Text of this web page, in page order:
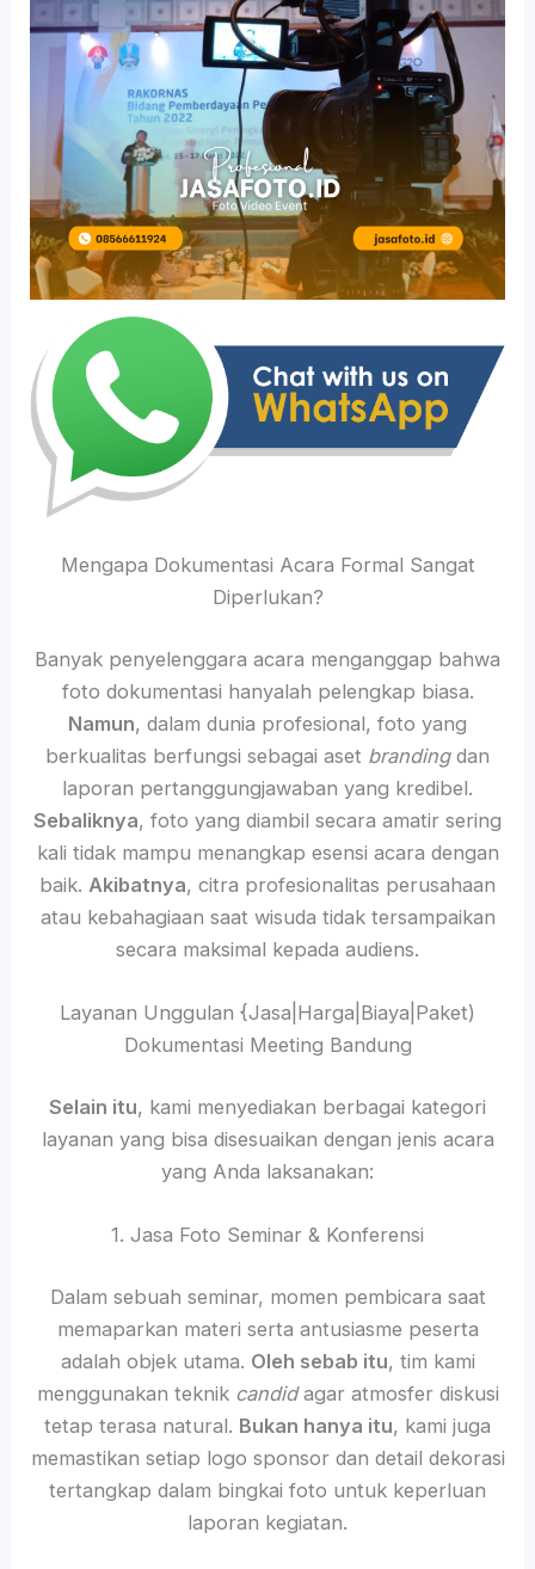
Mengapa Dokumentasi Acara Formal Sangat
Diperlukan?
Banyak penyelenggara acara menganggap bahwa
foto dokumentasi hanyalah pelengkap biasa.
Namun, dalam dunia profesional, foto yang
berkualitas berfungsi sebagai aset brandingdan
laporan pertanggungjawaban yang kredibel.
Sebaliknya, foto yang diambil secara amatir sering
kali tidak mampu menangkap esensi acara dengan
baik. Akibatnya, citra profesionalitas perusahaan
atau kebahagiaan saat wisuda tidak tersampaikan
secara maksimal kepada audiens.
Layanan Unggulan {Jasa|Harga|Biaya|Paket)
Dokumentasi Meeting Bandung
Selain itu, kami menyediakan berbagai kategori
layanan yang bisa disesuaikan dengan jenis acara
yang Anda laksanakan:
1. Jasa Foto Seminar & Konferensi
Dalam sebuah seminar, momen pembicara saat
memaparkan materi serta antusiasme peserta
adalah objek utama. Oleh sebab itu, tim kami
menggunakan teknik candidagar atmosfer diskusi
tetap terasa natural. Bukan hanya itu, kami juga
memastikan setiap logo sponsor dan detail dekorasi
tertangkap dalam bingkai foto untuk keperluan
laporan kegiatan.